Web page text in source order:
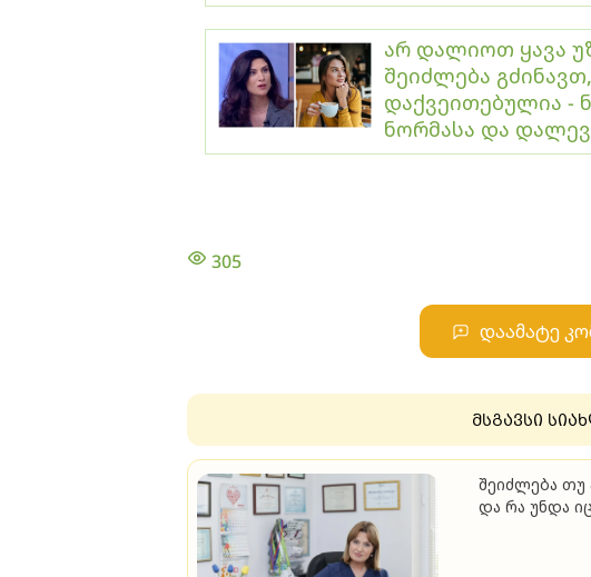
არ დალიოთ ყავა
შეიძლება
დაქვეითებულია -
ნორმასა და
305
დაამატე
მსგავსი
შეიძლება თუ
და რა უნდა